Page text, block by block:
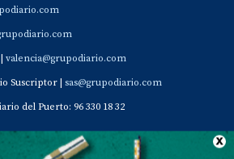
valencia@grupodiario.com
Suscriptor | sas@grupodiario.com
del Puerto: 96 330 18 32
Quiénes somos Política de privacidad